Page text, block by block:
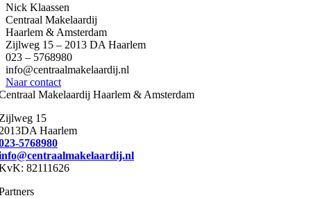
Nick Klaassen
Centraal Makelaardij
Haarlem & Amsterdam
Zijlweg 15 – 2013 DA Haarlem
023 – 5768980
info@centraalmakelaardij.nl
Naar contact
Makelaardij Haarlem & Amsterdam
15
Haarlem
5768980
82111626